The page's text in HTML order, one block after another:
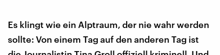
Es klingt wie ein Alptraum, der nie wahr werden
sollte: Von einem Tag auf den anderen Tag ist